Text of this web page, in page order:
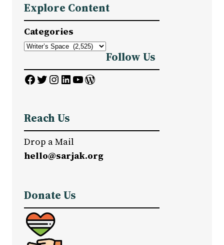
r
c
h
Explore Content
Categories
Follow Us
Facebook Twitter InstagramLinkedIn YouTube WordPress
Reach Us
Drop a Mail
hello@sarjak.org
Donate Us